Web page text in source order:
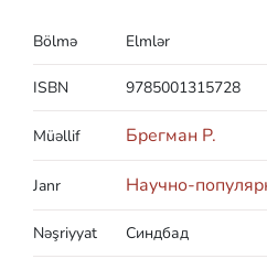
Bölmə Elmlər
ISBN 9785001315728
Müəllif Брегман Р.
Janr Научно-
Nəşriyyat Синдбад